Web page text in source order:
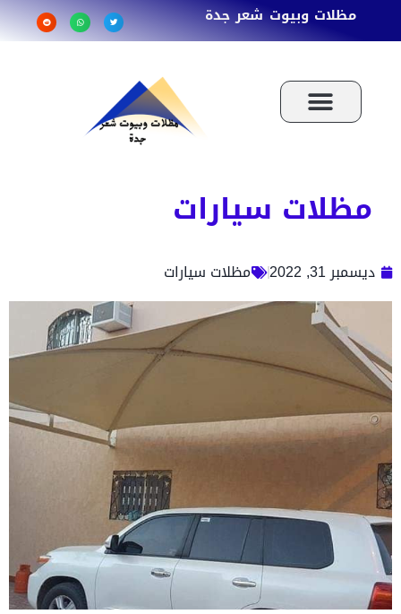
مظلات وبيوت شعر جدة
مظلات سيارات
ديسمبر 31, 2022 مظلات سيارات